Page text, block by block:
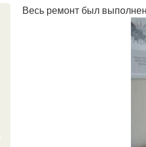
Весь ремонт был